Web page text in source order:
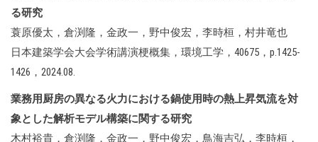
る研究
蓑原優太，倉渕隆，金政一，野中俊宏，李時桓，村井竜也
日本建築学会大会学術講演梗概集，環境工学，40675，p.1425-
1426，2024.08.
業務用厨房の異なる火力における鍋使用時の熱上昇気流を対
象とした解析モデル構築に関する研究
木村裕貴，倉渕隆，金政一，野中俊宏，鳥海吉弘，李時桓，